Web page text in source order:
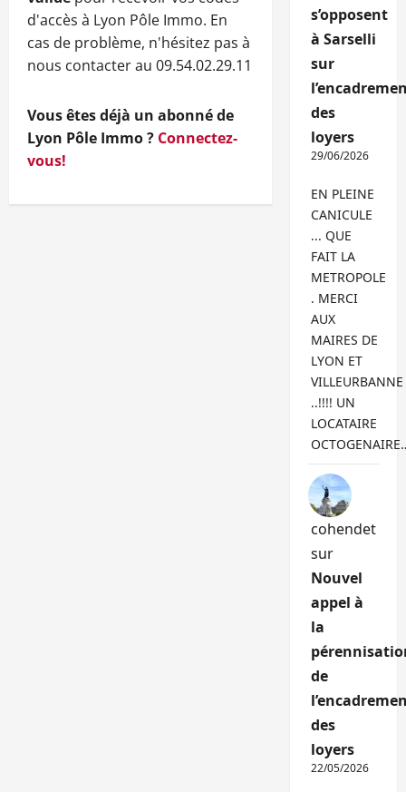
d'accès à Lyon Pôle Immo. En
cas de problème, n'hésitez pas à
nous contacter au 09.54.02.29.11
Vous êtes déjà un abonné de
Lyon Pôle Immo ? Connectez-
vous!
s’opposent
à Sarselli
sur
des
loyers
29/06/2026
EN PLEINE
CANICULE
... QUE
FAIT LA
METROPOLE
. MERCI
AUX
MAIRES DE
LYON ET
VILLEURBANNE
..!!!! UN
LOCATAIRE
cohendet
sur
Nouvel
appel à
la
de
des
loyers
22/05/2026